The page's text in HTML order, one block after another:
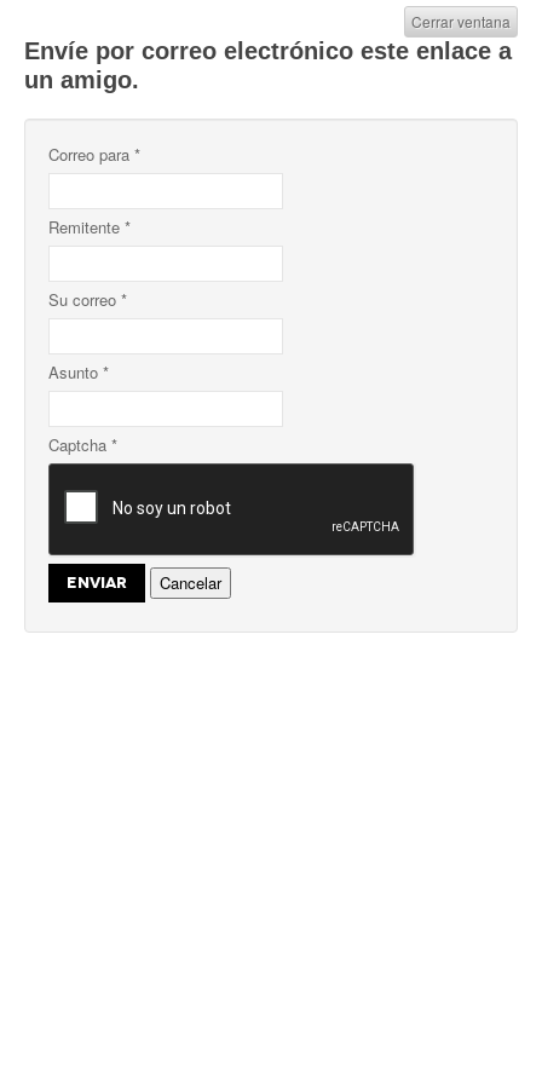
Envíe por correo electrónico este enlace a
un amigo.
Cerrar ventana
Correo para *
Remitente *
Su correo *
Asunto *
Captcha *
ENVIAR Cancelar